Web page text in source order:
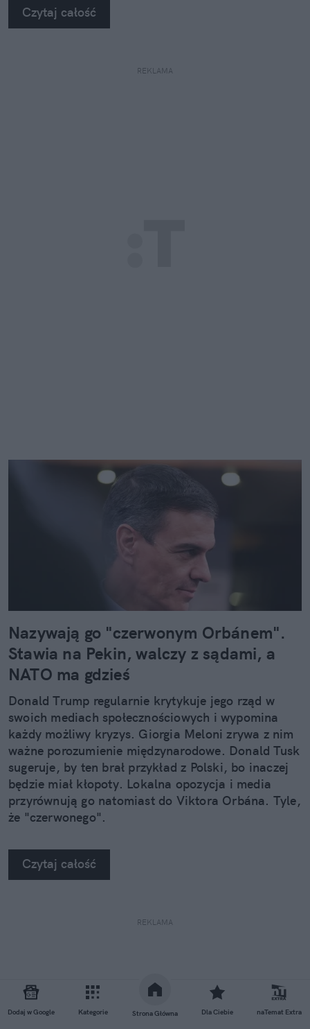
Dodaj w Google Kategorie Strona Główna Dla Ciebie naTemat Extra
Czytaj całość
REKLAMA
Nazywają go "czerwonym Orbánem".
Stawia na Pekin, walczy z sądami, a
NATO ma gdzieś
Donald Trump regularnie krytykuje jego rząd w
swoich mediach społecznościowych i wypomina
każdy możliwy kryzys. Giorgia Meloni zrywa z nim
ważne porozumienie międzynarodowe. Donald Tusk
sugeruje, by ten brał przykład z Polski, bo inaczej
będzie miał kłopoty. Lokalna opozycja i media
przyrównują go natomiast do Viktora Orbána. Tyle,
że "czerwonego".
Czytaj całość
REKLAMA